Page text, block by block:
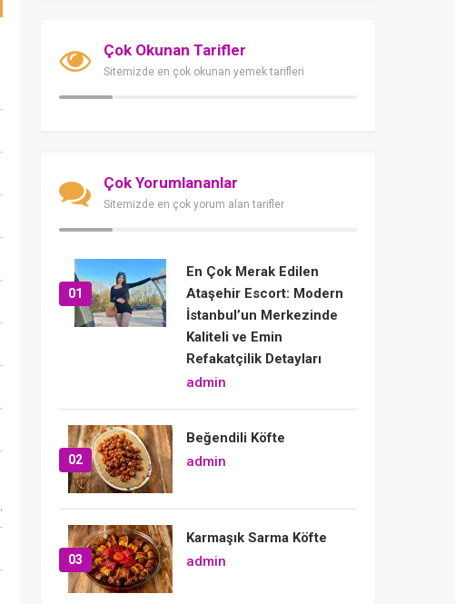
Çok Okunan Tarifler
Sitemizde en çok okunan yemek tarifleri
Çok Yorumlananlar
Sitemizde en çok yorum alan tarifler
01
En Çok Merak Edilen
Ataşehir Escort: Modern
İstanbul’un Merkezinde
Kaliteli ve Emin
Refakatçilik Detayları
admin
02
Beğendili Köfte
admin
03
Karmaşık Sarma Köfte
admin